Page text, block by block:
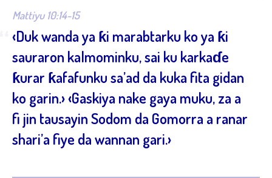
Mattiyu 10:14-15
‹Duk wanda ya ƙi marabtarku ko ya ƙi
sauraron kalmominku, sai ku karkaɗe
ƙurar ƙafafunku sa’ad da kuka fita gidan
ko garin.› ‹Gaskiya nake gaya muku, za a
fi jin tausayin Sodom da Gomorra a ranar
shari’a fiye da wannan gari.›